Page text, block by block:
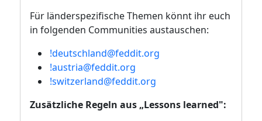
Für länderspezifische Themen könnt ihr euch
in folgenden Communities austauschen:
!deutschland@feddit.org
!austria@feddit.org
!switzerland@feddit.org
Zusätzliche Regeln aus „Lessons learned":